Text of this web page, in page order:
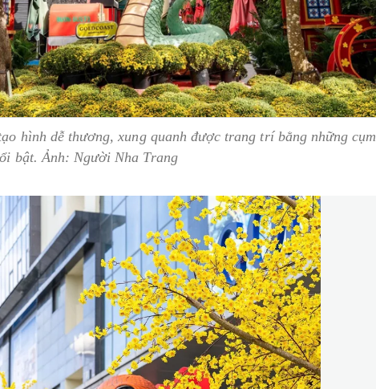
hình dễ thương, xung quanh được trang trí bằng những cụm
bật. Ảnh: Người Nha Trang